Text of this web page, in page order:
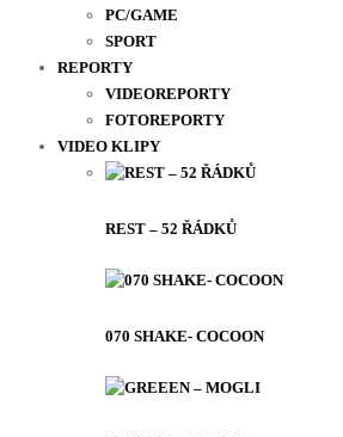
PC/GAME
SPORT
REPORTY
VIDEOREPORTY
FOTOREPORTY
VIDEO KLIPY
REST – 52 ŘÁDKŮ
070 SHAKE- COCOON